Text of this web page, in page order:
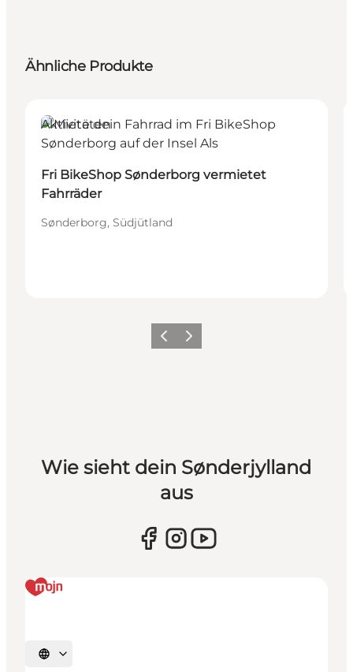
Ähnliche Produkte
Aktivitäten
Fri BikeShop Sønderborg vermietet
Fahrräder
Sønderborg, Südjütland
ZurückWeiter
Wie sieht dein Sønderjylland
aus
Sprache auswählen